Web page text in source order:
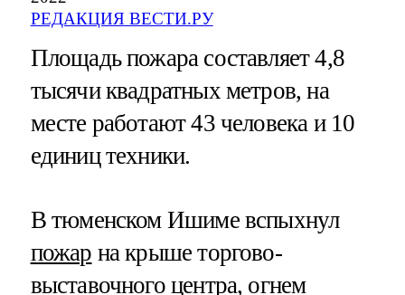
РЕДАКЦИЯ ВЕСТИ.РУ
Площадь пожара составляет 4,8
тысячи квадратных метров, на
месте работают 43 человека и 10
единиц техники.
В тюменском Ишиме вспыхнул
пожар на крыше торгово-
выставочного центра, огнем